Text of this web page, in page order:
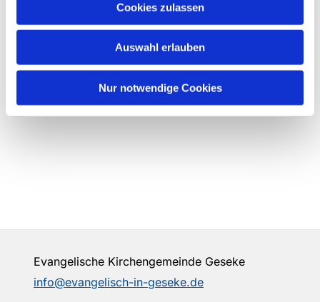
Cookies zulassen
Auswahl erlauben
Nur notwendige Cookies
Evangelische Kirchengemeinde Geseke
info@evangelisch-in-geseke.de